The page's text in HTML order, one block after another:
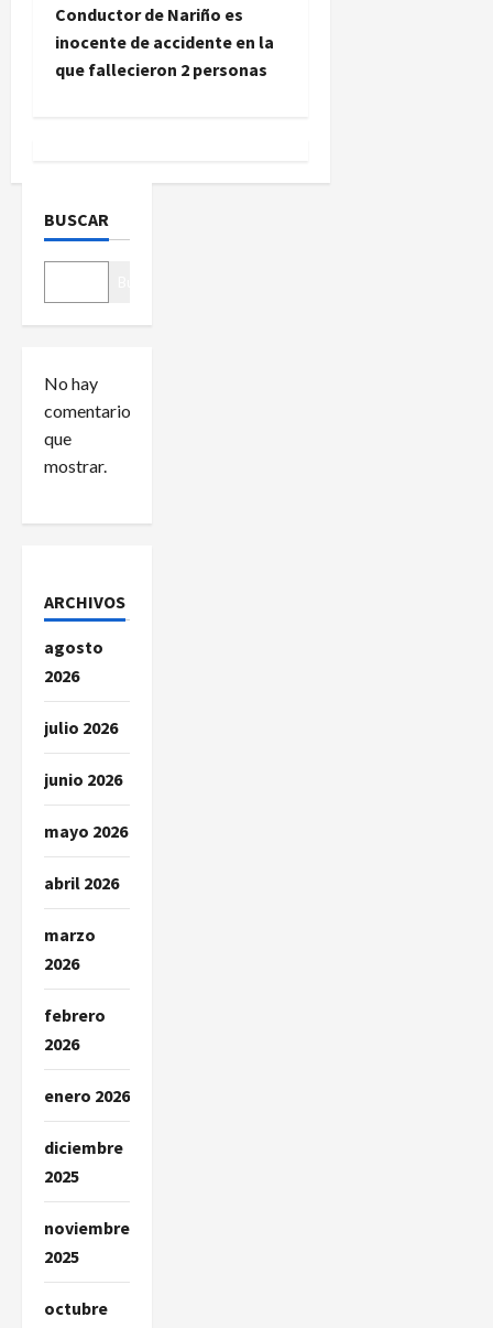
e
g
i
ó
n
e
e
n
t
a
d
a
s
Conductor de Nariño es
inocente de accidente en la
que fallecieron 2 personas
BUSCAR
No hay
comentarios
que
mostrar.
ARCHIVOS
agosto
2026
julio 2026
junio 2026
mayo 2026
abril 2026
marzo
2026
febrero
2026
enero 2026
diciembre
2025
noviembre
2025
octubre